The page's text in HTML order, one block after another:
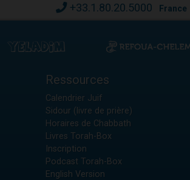
+33.1.80.20.5000 France
Ressources
Calendrier Juif
Sidour (livre de prière)
Horaires de Chabbath
Livres Torah-Box
Inscription
Podcast Torah-Box
English Version